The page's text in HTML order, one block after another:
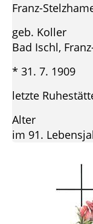
Franz-
geb. Koller
Bad Ischl,
* 31. 7.
letzte
Alter
im 91.